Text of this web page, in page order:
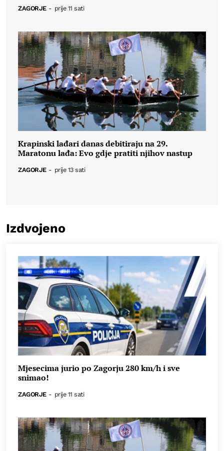
ZAGORJE - prije 11 sati
Krapinski lađari danas debitiraju na 29.
Maratonu lađa: Evo gdje pratiti njihov nastup
ZAGORJE - prije 13 sati
Izdvojeno
Mjesecima jurio po Zagorju 280 km/h i sve
snimao!
ZAGORJE - prije 11 sati